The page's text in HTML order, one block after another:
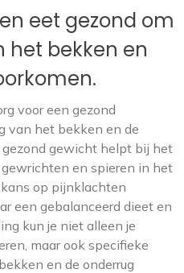
eet gezond om
het bekken en
voor een gezond
van het bekken en de
gezond gewicht helpt bij het
en spieren in het
op pijnklachten
een gebalanceerd dieet en
kun je niet alleen je
maar ook specifieke
en de onderrug